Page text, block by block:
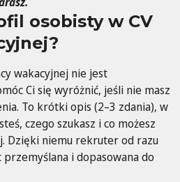
osobisty w CV
wakacyjnej nie jest
Ci się wyróżnić, jeśli nie masz
To krótki opis (2–3 zdania), w
czego szukasz i co możesz
Dzięki niemu rekruter od razu
i dopasowana do